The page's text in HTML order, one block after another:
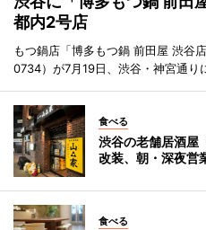
都内2号店
もつ鍋店「博多もつ鍋 前田屋 渋谷
0734）が7月19日、渋谷・神宮通り
食べる
渋谷の老舗居酒
改装、朝・深夜営
食べる